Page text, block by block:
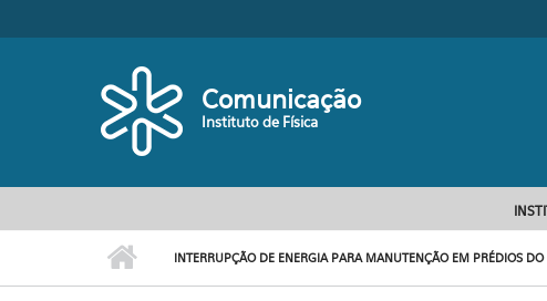
Comunicação
Instituto de Física
INTERRUPÇÃO DE ENERGIA PARA MANUTENÇÃO EM PRÉDIOS